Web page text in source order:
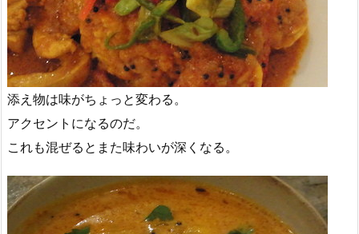
添え物は味がちょっと変わる。
アクセントになるのだ。
これも混ぜるとまた味わいが深くなる。